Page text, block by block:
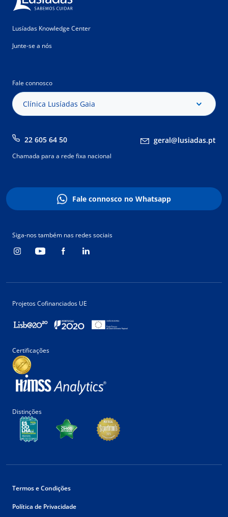
Lusíadas Knowledge Center
Junte-se a nós
Fale connosco
Clínica Lusíadas Gaia
22 605 64 50 geral@lusiadas.pt
Chamada para a rede fixa nacional
Fale connosco no Whatsapp
Siga-nos também nas redes sociais
Projetos Cofinanciados UE
Certificações
Distinções
Termos e Condições
Política de Privacidade